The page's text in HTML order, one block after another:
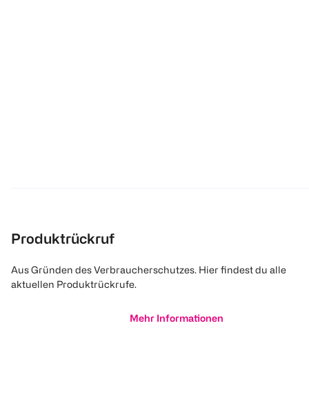
Produktrückruf
Aus Gründen des Verbraucherschutzes. Hier findest du alle
aktuellen Produktrückrufe.
Mehr Informationen